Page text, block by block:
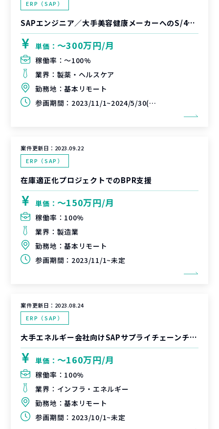
ERP（SAP）
SAPエンジニア／大手美容健康メーカーへのS/4HANA導入プロジェクト
単価： 〜300万円/月
稼働率：〜100%
業界： 製薬・ヘルスケア
勤務地：基本リモート
参画期間： 2023/11/1~2024/5/30(延長可能性あり)
案件更新日： 2023.09.22
ERP（SAP）
在庫適正化プロジェクトでのBPR支援
単価： 〜150万円/月
稼働率： 100%
業界： 製造業
勤務地：基本リモート
参画期間： 2023/11/1~未定
案件更新日： 2023.08.24
ERP（SAP）
大手エネルギー会社向けSAPサプライチェーンチームリード支援
単価： 〜160万円/月
稼働率： 100%
業界： インフラ・エネルギー
勤務地：基本リモート
参画期間： 2023/10/1~未定